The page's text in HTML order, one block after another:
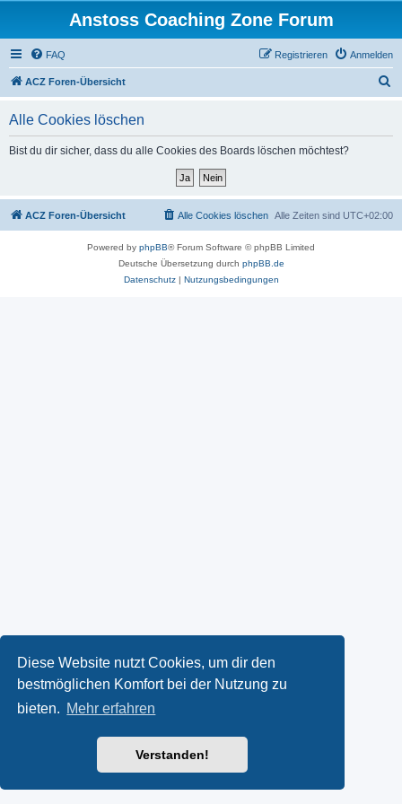
Diese Website nutzt Cookies, um dir den
bestmöglichen Komfort bei der Nutzung zu
bieten. Mehr erfahren
Verstanden!
Anstoss Coaching Zone Forum
FAQ Anmelden
Registrieren
ACZ Foren-Übersicht
Alle Cookies löschen
Bist du dir sicher, dass du alle Cookies des Boards löschen möchtest?
ACZ Foren-Übersicht Alle Zeiten sind UTC+02:00
Alle Cookies löschen
Powered by phpBB® Forum Software © phpBB Limited
Deutsche Übersetzung durch phpBB.de
Datenschutz| Nutzungsbedingungen